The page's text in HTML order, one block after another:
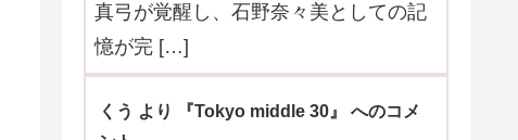
真弓が覚醒し、石野奈々美としての記
憶が完 […]
くう より 『Tokyo middle 30』 へのコメ